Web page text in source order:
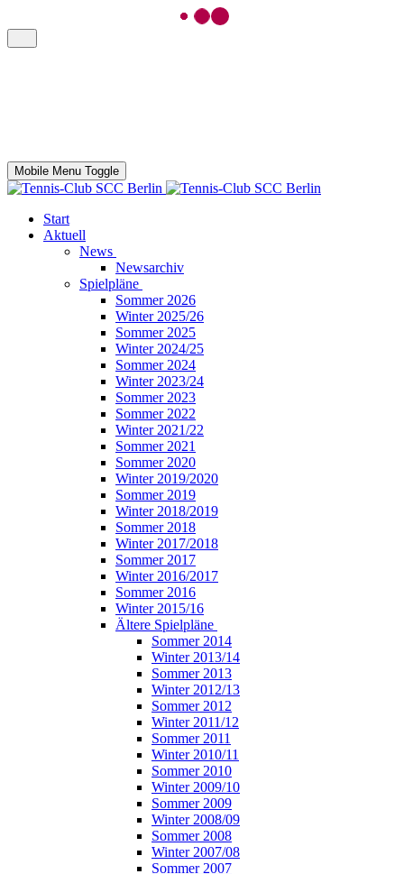
Mobile Menu Toggle
Start
Aktuell
News
Newsarchiv
Spielpläne
Sommer 2026
Winter 2025/26
Sommer 2025
Winter 2024/25
Sommer 2024
Winter 2023/24
Sommer 2023
Sommer 2022
Winter 2021/22
Sommer 2021
Sommer 2020
Winter 2019/2020
Sommer 2019
Winter 2018/2019
Sommer 2018
Winter 2017/2018
Sommer 2017
Winter 2016/2017
Sommer 2016
Winter 2015/16
Ältere Spielpläne
Sommer 2014
Winter 2013/14
Sommer 2013
Winter 2012/13
Sommer 2012
Winter 2011/12
Sommer 2011
Winter 2010/11
Sommer 2010
Winter 2009/10
Sommer 2009
Winter 2008/09
Sommer 2008
Winter 2007/08
Sommer 2007